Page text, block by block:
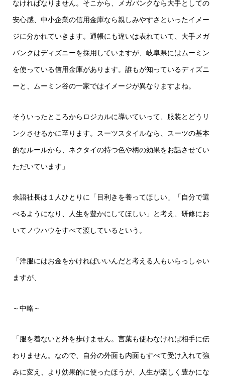
なければなりません。そこから、メガバンクなら大手としての
安心感、中小企業の信用金庫なら親しみやすさといったイメー
ジに分かれていきます。通帳にも違いは表れていて、大手メガ
バンクはディズニーを採用していますが、岐阜県にはムーミン
を使っている信用金庫があります。誰もが知っているディズニ
ーと、ムーミン谷の一家ではイメージが異なりますよね。
そういったところからロジカルに導いていって、服装とどうリ
ンクさせるかに至ります。スーツスタイルなら、スーツの基本
的なルールから、ネクタイの持つ色や柄の効果をお話させてい
ただいています」
余語社長は１人ひとりに「目利きを養ってほしい」「自分で選
べるようになり、人生を豊かにしてほしい」と考え、研修にお
いてノウハウをすべて渡しているという。
「洋服にはお金をかければいいんだと考える人もいらっしゃい
ますが、
～中略～
「服を着ないと外を歩けません。言葉も使わなければ相手に伝
わりません。なので、自分の外面も内面もすべて受け入れて強
みに変え、より効果的に使ったほうが、人生が楽しく豊かにな